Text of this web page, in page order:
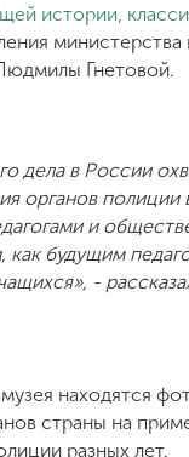
истории,
Гнетовой.
дела в России
органов
и
как будущим
-
находятся
страны на
разных лет.